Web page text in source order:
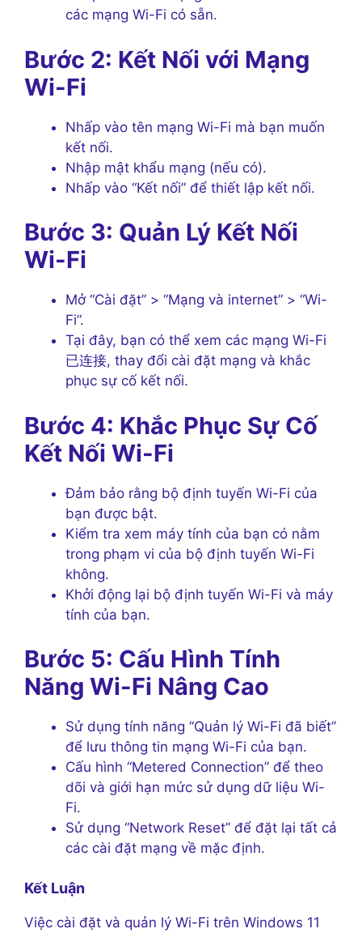
các mạng Wi-Fi có sẵn.
Bước 2: Kết Nối với Mạng
Wi-Fi
Nhấp vào tên mạng Wi-Fi mà bạn muốn
kết nối.
Nhập mật khẩu mạng (nếu có).
Nhấp vào “Kết nối” để thiết lập kết nối.
Bước 3: Quản Lý Kết Nối
Wi-Fi
Mở “Cài đặt” > “Mạng và internet” > “Wi-
Fi”.
Tại đây, bạn có thể xem các mạng Wi-Fi
已连接, thay đổi cài đặt mạng và khắc
phục sự cố kết nối.
Bước 4: Khắc Phục Sự Cố
Kết Nối Wi-Fi
Đảm bảo rằng bộ định tuyến Wi-Fi của
bạn được bật.
Kiểm tra xem máy tính của bạn có nằm
trong phạm vi của bộ định tuyến Wi-Fi
không.
Khởi động lại bộ định tuyến Wi-Fi và máy
tính của bạn.
Bước 5: Cấu Hình Tính
Năng Wi-Fi Nâng Cao
Sử dụng tính năng “Quản lý Wi-Fi đã biết”
để lưu thông tin mạng Wi-Fi của bạn.
Cấu hình “Metered Connection” để theo
dõi và giới hạn mức sử dụng dữ liệu Wi-
Fi.
Sử dụng “Network Reset” để đặt lại tất cả
các cài đặt mạng về mặc định.
Kết Luận
Việc cài đặt và quản lý Wi-Fi trên Windows 11